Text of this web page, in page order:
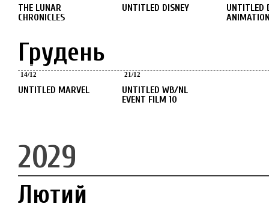
THE LUNAR
CHRONICLES
UNTITLED DISNEY
UNTITLED DISNEY
Грудень
Грудень
14/12
UNTITLED MARVEL
21/12
UNTITLED WB/NL
EVENT FILM 10
2029
Лютий